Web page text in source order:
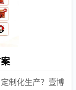
制化生产？壹博